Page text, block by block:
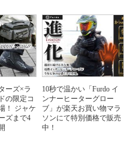
ーズ×ラ
の限定コ
！ ジャケ
ズまで4
10秒で温かい「Furdo イ
ンナーヒーターグロー
ブ」が楽天お買い物マラ
ソンにて特別価格で販売
中！